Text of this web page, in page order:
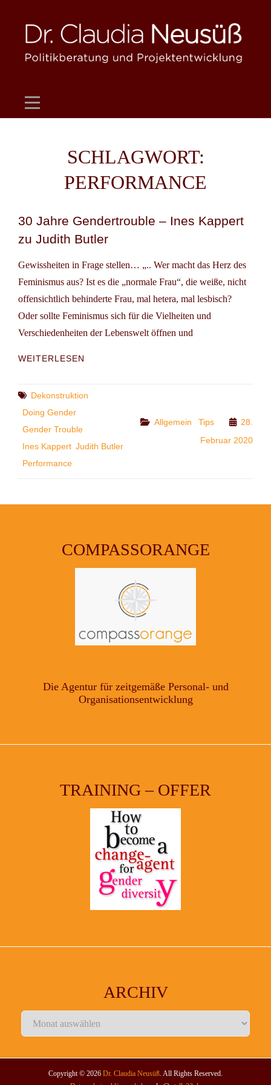
content
SCHLAGWORT:
PERFORMANCE
30 Jahre Gendertrouble – Ines Kappert
zu Judith Butler
Gewissheiten in Frage stellen… „.. Wer macht das Herz des
Feminismus aus? Ist es die „normale Frau“, die weiße, nicht
offensichtlich behinderte Frau, mal hetera, mal lesbisch?
Oder sollte Feminismus sich für die Vielheiten und
Verschiedenheiten der Lebenswelt öffnen und
WEITERLESEN
–
JUDITH
Tags
Dekonstruktion
Doing Gender
Gender Trouble
Ines Kappert Judith Butler
Performance
Categories
Allgemein Tips
28.
Februar 2020
COMPASSORANGE
Die Agentur für zeitgemäße Personal- und
Organisationsentwicklung
TRAINING – OFFER
ARCHIV
Archiv
Copyright © 2026 Dr. Claudia Neusüß. All Rights Reserved.